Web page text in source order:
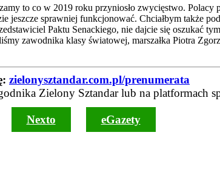
to co w 2019 roku przyniosło zwycięstwo.
sprawniej funkcjonować. Chciałbym także
Paktu Senackiego, nie dajcie się oszukać
zawodnika klasy światowej, marszałka Piotra
zielonysztandar.com.pl/prenumerata
Zielony Sztandar lub na platformach
Nexto eGazety